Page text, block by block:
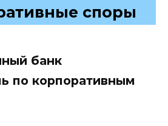
споры
банк
по корпоративным